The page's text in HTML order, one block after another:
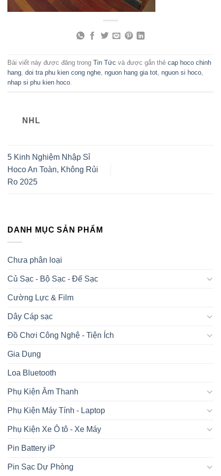
Bài viết này được đăng trong Tin Tức và được gắn thẻ cap hoco chinh
hang doi tra phu kien cong nghe nguon hang gia tot nguon si hoco
nhap si phu kien hoco
NHL
5 Kinh Nghiệm Nhập Sỉ
Hoco An Toàn, Không Rủi
Ro 2025
DANH MỤC SẢN PHẨM
Chưa phân loại
Củ Sạc - Bộ Sạc - Đế Sạc
Cường Lực & Film
Dây Cáp sạc
Đồ Chơi Công Nghệ - Tiện Ích
Gia Dụng
Loa Bluetooth
Phụ Kiện Âm Thanh
Phụ Kiện Máy Tính - Laptop
Phụ Kiện Xe Ô tô - Xe Máy
Pin Battery iP
Pin Sạc Dự Phòng